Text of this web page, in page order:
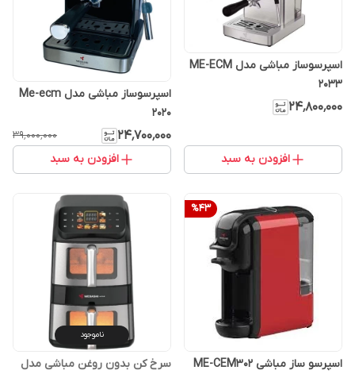
اسپرسوساز مباشی مدل ME-ECM
2033
۲۴٬۸۰۰٬۰۰۰
افزودن به سبد
اسپرسوساز مباشی مدل Me-ecm
2020
۲۴٬۷۰۰٬۰۰۰ ۳۹٬۰۰۰٬۰۰۰
افزودن به سبد
%43
اسپرسو ساز مباشی ME-CEM302
ناموجود
سرخ کن بدون روغن مباشی مدل